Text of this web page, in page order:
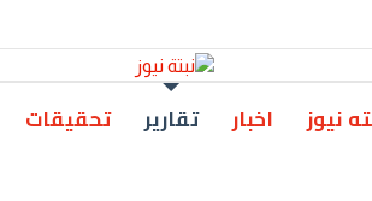
نيوز اخبار تقارير تحقيقات